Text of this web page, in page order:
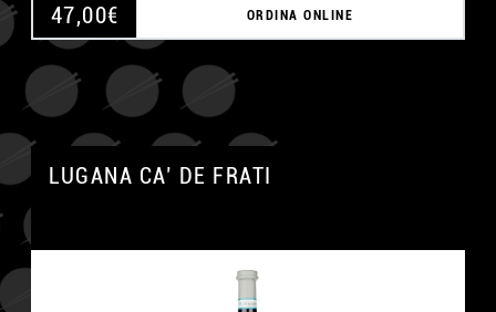
47,00€ ORDINA ONLINE
LUGANA CA’ DE FRATI